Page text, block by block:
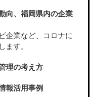
向、福岡県内の企業
企業など、コロナに
ます。
理の考え方
報活用事例